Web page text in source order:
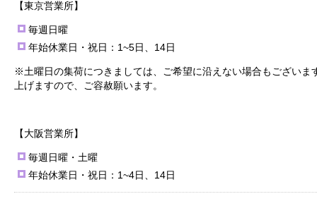
【東京営業所】
毎週日曜
年始休業日・祝日：1~5日、14日
※土曜日の集荷につきましては、ご希望に沿えない場合もございま
上げますので、ご容赦願います。
【大阪営業所】
毎週日曜・土曜
年始休業日・祝日：1~4日、14日